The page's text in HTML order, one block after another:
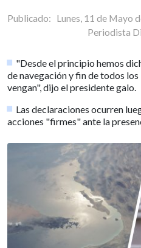
Publicado: Lunes, 11 de Mayo
Periodista
"Desde el principio hemos
de navegación y fin de todos
vengan", dijo el presidente galo.
Las declaraciones ocurren
acciones "firmes" ante la